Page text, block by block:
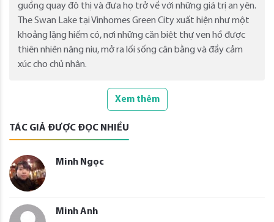
guồng quay đô thị và đưa họ trở về với những giá trị an yên.
The Swan Lake tại Vinhomes Green City xuất hiện như một
khoảng lặng hiếm có, nơi những căn biệt thự ven hồ được
thiên nhiên nâng niu, mở ra lối sống cân bằng và đầy cảm
xúc cho chủ nhân.
Xem thêm
TÁC GIẢ ĐƯỢC ĐỌC NHIỀU
Minh Ngọc
Minh Anh